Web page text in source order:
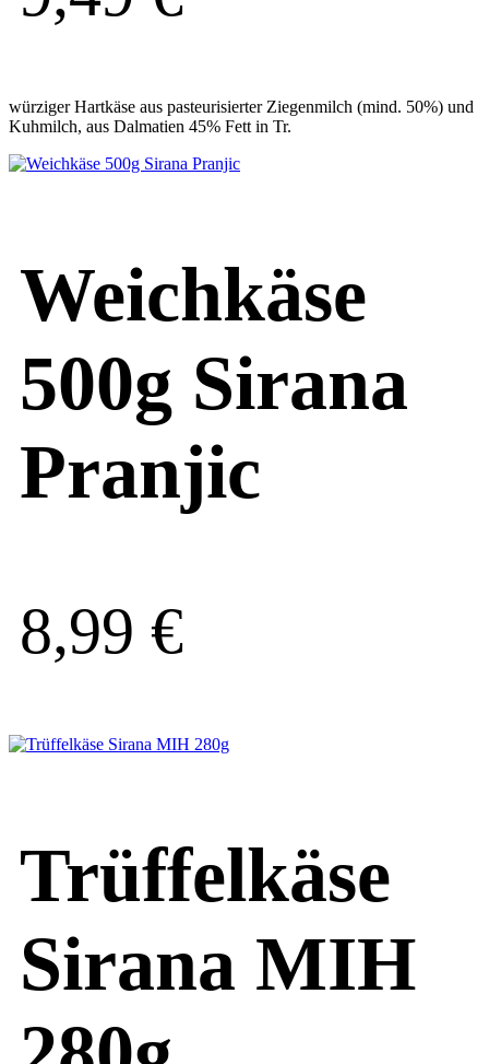
würziger Hartkäse aus pasteurisierter Ziegenmilch (mind. 50%) und
Kuhmilch, aus Dalmatien 45% Fett in Tr.
Weichkäse
500g Sirana
Pranjic
8,99 €
Trüffelkäse
Sirana MIH